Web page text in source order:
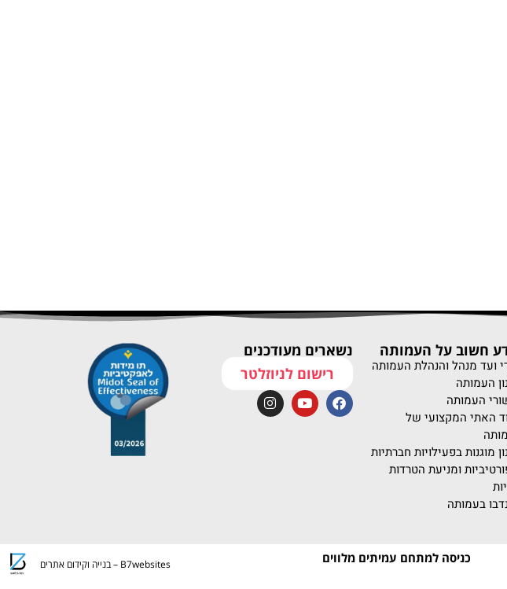
חשוב על העמותה
ועד מנהל והנהלת העמותה
העמותה
העמותה
האתי המקצועי של
מוגנות בפעילויות חברתיות
ומניעת הטרדות
בעמותה
נשארים מעודכנים
רישום לניוזלטר
כניסה למתחם עמיתים מלווים B7websites – בנייה וקידום אתרים